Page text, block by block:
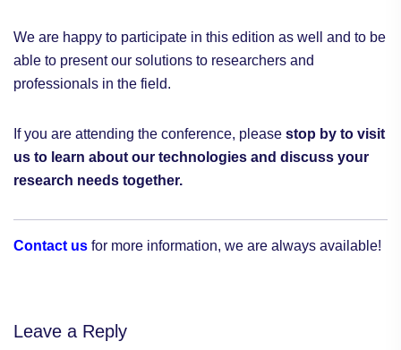
We are happy to participate in this edition as well and to be
able to present our solutions to researchers and
professionals in the field.
If you are attending the conference, please stop by to visit
us to learn about our technologies and discuss your
research needs together.
Contact us for more information, we are always available!
Leave a Reply